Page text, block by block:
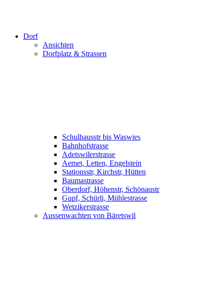
Dorf
Ansichten
Dorfplatz & Strassen
Schulhausstr bis Waswies
Bahnhofstrasse
Adetswilerstrasse
Aemet, Letten, Engelstein
Stationsstr, Kirchstr, Hütten
Baumastrasse
Oberdorf, Höhenstr, Schönaustr
Gupf, Schürli, Mühlestrasse
Wetzikerstrasse
Aussenwachten von Bäretswil